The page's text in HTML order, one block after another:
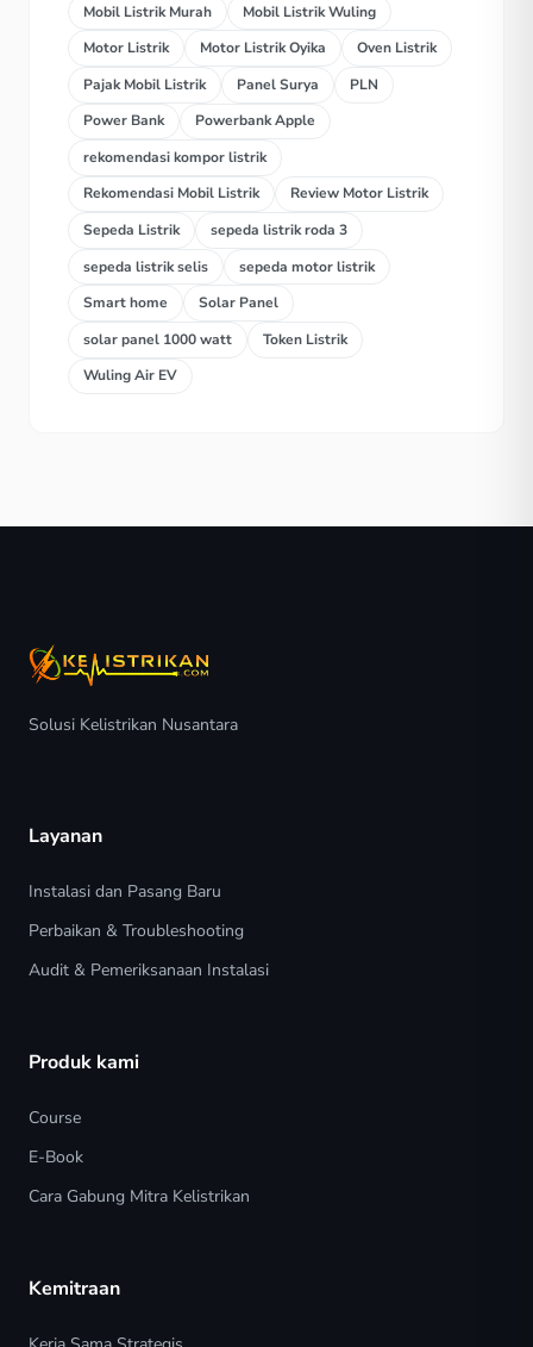
Mobil Listrik Murah
Mobil Listrik Wuling
Motor Listrik
Motor Listrik Oyika
Oven Listrik
Pajak Mobil Listrik
Panel Surya
PLN
Power Bank
Powerbank Apple
rekomendasi kompor listrik
Rekomendasi Mobil Listrik
Review Motor Listrik
Sepeda Listrik
sepeda listrik roda 3
sepeda listrik selis
sepeda motor listrik
Smart home
Solar Panel
solar panel 1000 watt
Token Listrik
Wuling Air EV
Solusi Kelistrikan Nusantara
Layanan
Instalasi dan Pasang Baru
Perbaikan & Troubleshooting
Audit & Pemeriksanaan Instalasi
Produk kami
Course
E-Book
Cara Gabung Mitra Kelistrikan
Kemitraan